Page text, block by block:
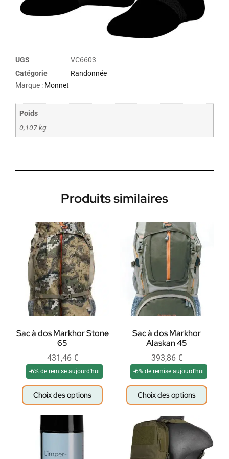
UGS
VC6603
Catégorie
Randonnée
Marque : Monnet
Poids
0,107 kg
Produits similaires
Sac à dos Markhor Stone
65
431,46 €
-6% de remise aujourd'hui
Choix des options
Sac à dos Markhor
Alaskan 45
393,86 €
-6% de remise aujourd'hui
Choix des options